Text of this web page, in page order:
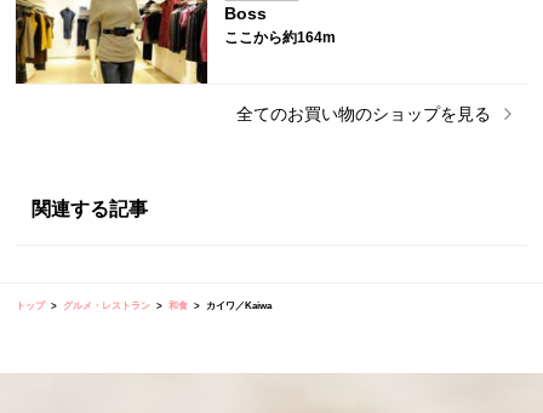
Boss
ここから約164m
全てのお買い物のショップを見る
関連する記事
トップ グルメ・レストラン 和食 カイワ／Kaiwa